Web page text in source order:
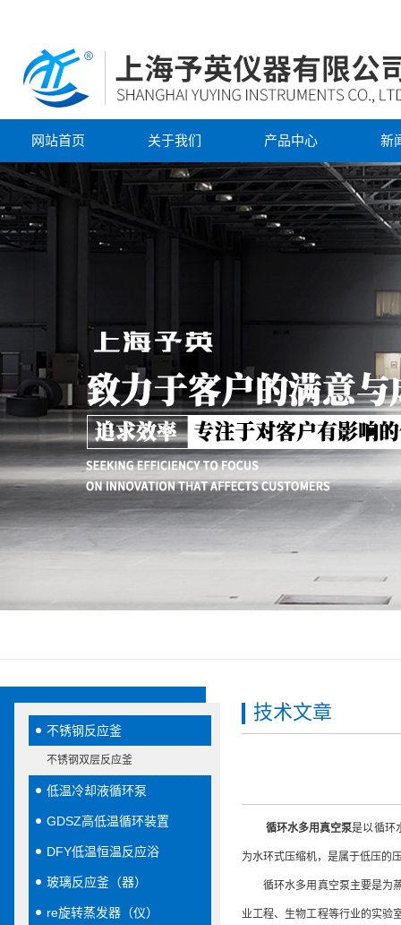
网站首页 关于我们 产品中心 新
不锈钢反应釜
不锈钢双层反应釜
低温冷却液循环泵
GDSZ高低温循环装置
DFY低温恒温反应浴
玻璃反应釜（器）
re旋转蒸发器（仪）
技术文章
循环水多用真空泵是以循环
为水环式压缩机，是属于低压的
循环水多用真空泵主要是为蒸
业工程、生物工程等行业的实验